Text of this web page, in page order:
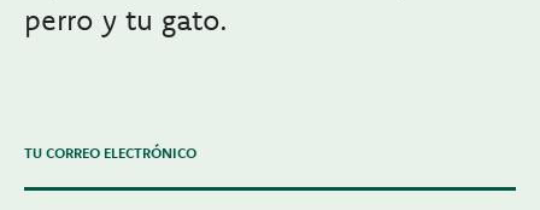
perro y tu gato.
TU CORREO ELECTRÓNICO